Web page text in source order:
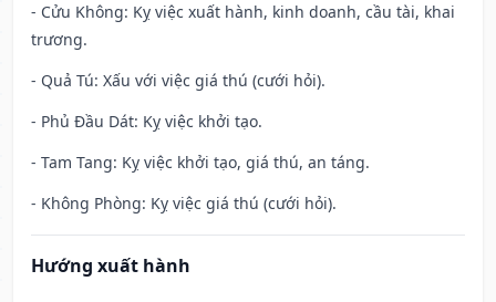
- Cửu Không: Kỵ việc xuất hành, kinh doanh, cầu tài, khai
trương.
- Quả Tú: Xấu với việc giá thú (cưới hỏi).
- Phủ Đầu Dát: Kỵ việc khởi tạo.
- Tam Tang: Kỵ việc khởi tạo, giá thú, an táng.
- Không Phòng: Kỵ việc giá thú (cưới hỏi).
Hướng xuất hành